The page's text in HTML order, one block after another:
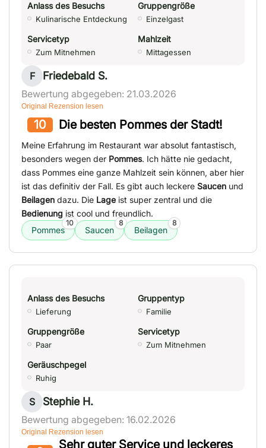
Anlass des Besuchs
Kulinarische Entdeckung
Gruppengröße
Einzelgast
Servicetyp
Zum Mitnehmen
Mahlzeit
Mittagessen
F Friedebald S.
Bewertung abgegeben: 21.03.2026
Original Rezension lesen
10 Die besten Pommes der Stadt!
Meine Erfahrung im Restaurant war absolut fantastisch,
besonders wegen der Pommes. Ich hätte nie gedacht,
dass Pommes eine ganze Mahlzeit sein können, aber hier
ist das definitiv der Fall. Es gibt auch leckere Saucen und
Beilagen dazu. Die Lage ist super zentral und die
Bedienung ist cool und freundlich.
Pommes
10
Saucen
8
Beilagen
8
Anlass des Besuchs
Lieferung
Gruppentyp
Familie
Gruppengröße
Paar
Servicetyp
Zum Mitnehmen
Geräuschpegel
Ruhig
S Stephie H.
Bewertung abgegeben: 16.02.2026
Original Rezension lesen
Sehr guter Service und leckeres